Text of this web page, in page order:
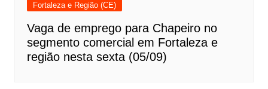
Fortaleza e Região (CE)
Vaga de emprego para Chapeiro no
segmento comercial em Fortaleza e
região nesta sexta (05/09)